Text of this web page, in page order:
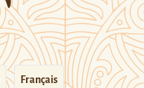
Français